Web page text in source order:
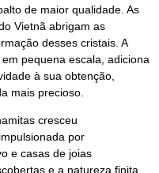
de maior qualidade. As
Vietnã abrigam as
desses cristais. A
pequena escala, adiciona
à sua obtenção,
mais precioso.
cresceu
por
e casas de joias
e a natureza finita